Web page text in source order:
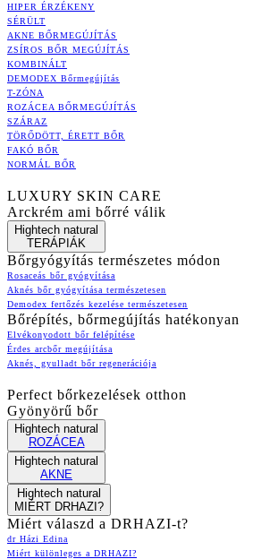
HIPER ÉRZÉKENY
SÉRÜLT
AKNE BŐRMEGÚJÍTÁS
ZSÍROS BŐR MEGÚJÍTÁS
KOMBINÁLT
DEMODEX Bőrmegújítás
T-ZÓNA
ROZÁCEA BŐRMEGÚJÍTÁS
SZÁRAZ
TÖRŐDÖTT, ÉRETT BŐR
FAKÓ BŐR
NORMÁL BŐR
LUXURY SKIN CARE
Arckrém ami bőrré válik
Hightech natural
TERÁPIÁK
Bőrgyógyítás természetes módon
Rosaceás bőr gyógyítása
Aknés bőr gyógyítása természetesen
Demodex fertőzés kezelése természetesen
Bőrépítés, bőrmegújítás hatékonyan
Elvékonyodott bőr felépítése
Érdes arcbőr megújítása
Aknés, gyulladt bőr regenerációja
Perfect bőrkezelések otthon
Gyönyörű bőr
Hightech natural
ROZÁCEA
Hightech natural
AKNE
Hightech natural
MIÉRT DRHAZI?
Miért válaszd a DRHAZI-t?
dr Házi Edina
Miért különleges a DRHAZI?